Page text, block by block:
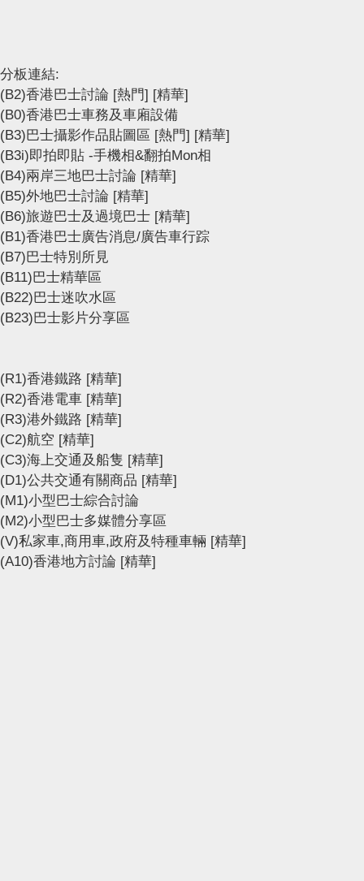
分板連結:
(B2)香港巴士討論 [熱門] [精華]
(B0)香港巴士車務及車廂設備
(B3)巴士攝影作品貼圖區 [熱門] [精華]
(B3i)即拍即貼 -手機相&翻拍Mon相
(B4)兩岸三地巴士討論 [精華]
(B5)外地巴士討論 [精華]
(B6)旅遊巴士及過境巴士 [精華]
(B1)香港巴士廣告消息/廣告車行踪
(B7)巴士特別所見
(B11)巴士精華區
(B22)巴士迷吹水區
(B23)巴士影片分享區
(R1)香港鐵路 [精華]
(R2)香港電車 [精華]
(R3)港外鐵路 [精華]
(C2)航空 [精華]
(C3)海上交通及船隻 [精華]
(D1)公共交通有關商品 [精華]
(M1)小型巴士綜合討論
(M2)小型巴士多媒體分享區
(V)私家車,商用車,政府及特種車輛 [精華]
(A10)香港地方討論 [精華]